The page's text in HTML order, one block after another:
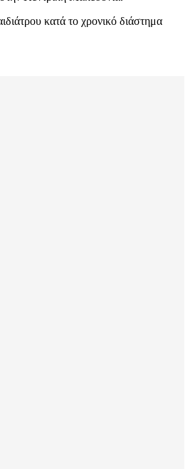
κατά το χρονικό διάστημα